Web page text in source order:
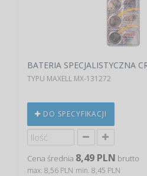
BATERIA SPECJALISTYCZNA
TYPU MAXELL MX-131272
DO SPECYFIKACJI
Cena średnia 8,49 PLN brutto
max. 8,56 PLN min. 8,45 PLN